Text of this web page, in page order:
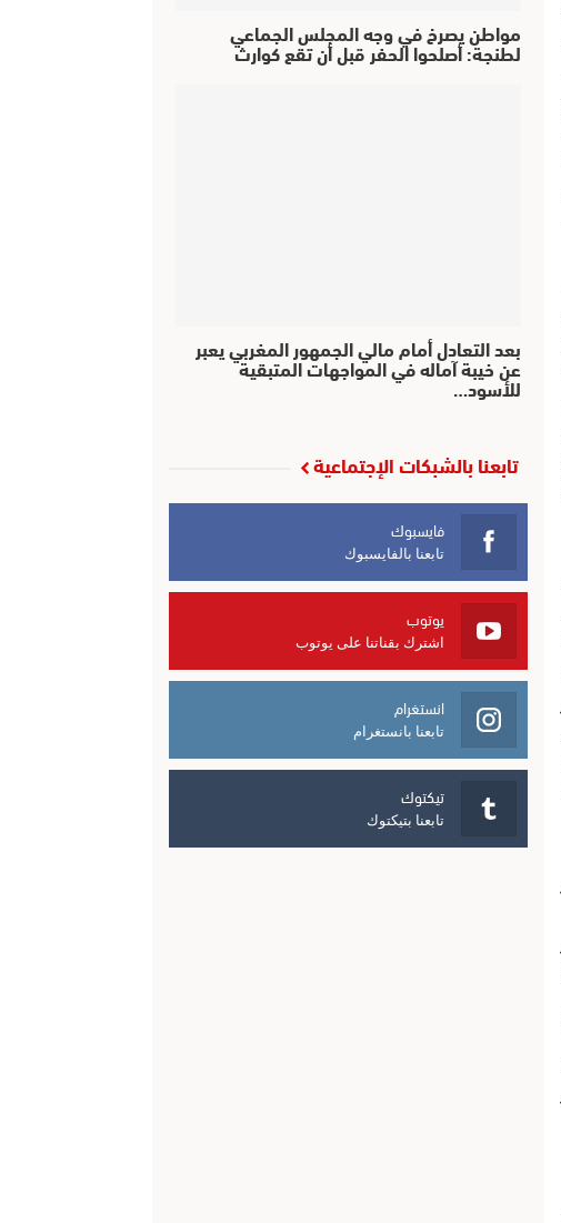
مواطن يصرخ في وجه المجلس الجماعي
لطنجة: أصلحوا الحفر قبل أن تقع كوارث
بعد التعادل أمام مالي الجمهور المغربي يعبر
عن خيبة آماله في المواجهات المتبقية
للأسود…
تابعنا بالشبكات الإجتماعية
فايسبوك
تابعنا بالفايسبوك
يوتوب
اشترك بقناتنا على يوتوب
انستغرام
تابعنا بانستغرام
تيكتوك
تابعنا بتيكتوك